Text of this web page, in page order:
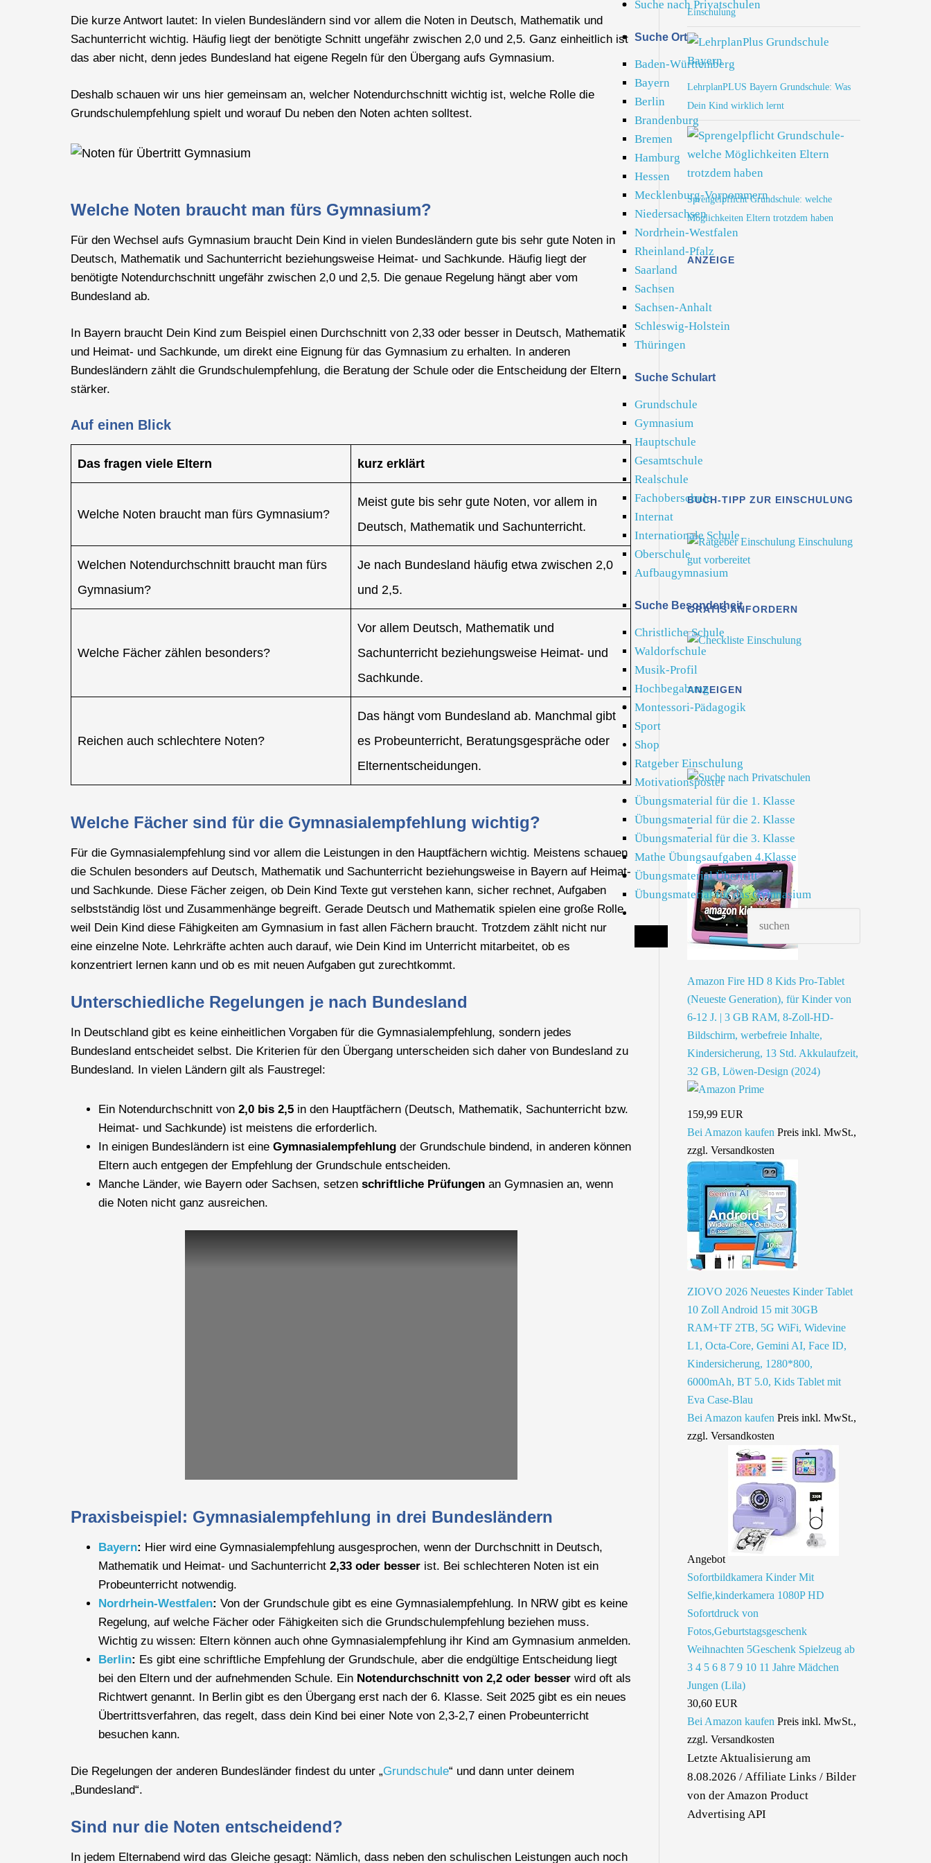
Suche nach Privatschulen
Suche Ort
Baden-Württemberg
Bayern
Berlin
Brandenburg
Bremen
Hamburg
Hessen
Mecklenburg-Vorpommern
Niedersachsen
Nordrhein-Westfalen
Rheinland-Pfalz
Saarland
Sachsen
Sachsen-Anhalt
Schleswig-Holstein
Thüringen
Suche Schulart
Grundschule
Gymnasium
Hauptschule
Gesamtschule
Realschule
Fachoberschule
Internat
Internationale Schule
Oberschule
Aufbaugymnasium
Suche Besonderheit
Christliche Schule
Waldorfschule
Musik-Profil
Hochbegabung
Montessori-Pädagogik
Sport
Shop
Ratgeber Einschulung
Motivationsposter
Übungsmaterial für die 1. Klasse
Übungsmaterial für die 2. Klasse
Übungsmaterial für die 3. Klasse
Mathe Übungsaufgaben 4.Klasse
Übungsmaterial Übertritt
Übungsmaterial für das Gymnasium
Die kurze Antwort lautet: In vielen Bundesländern sind vor allem die Noten in Deutsch, Mathematik und
Sachunterricht wichtig. Häufig liegt der benötigte Schnitt ungefähr zwischen 2,0 und 2,5. Ganz einheitlich ist
das aber nicht, denn jedes Bundesland hat eigene Regeln für den Übergang aufs Gymnasium.
Deshalb schauen wir uns hier gemeinsam an, welcher Notendurchschnitt wichtig ist, welche Rolle die
Grundschulempfehlung spielt und worauf Du neben den Noten achten solltest.
Welche Noten braucht man fürs Gymnasium?
Für den Wechsel aufs Gymnasium braucht Dein Kind in vielen Bundesländern gute bis sehr gute Noten in
Deutsch, Mathematik und Sachunterricht beziehungsweise Heimat- und Sachkunde. Häufig liegt der
benötigte Notendurchschnitt ungefähr zwischen 2,0 und 2,5. Die genaue Regelung hängt aber vom
Bundesland ab.
In Bayern braucht Dein Kind zum Beispiel einen Durchschnitt von 2,33 oder besser in Deutsch, Mathematik
und Heimat- und Sachkunde, um direkt eine Eignung für das Gymnasium zu erhalten. In anderen
Bundesländern zählt die Grundschulempfehlung, die Beratung der Schule oder die Entscheidung der Eltern
stärker.
Auf einen Blick
Das fragen viele Eltern kurz erklärt
Welche Noten braucht man fürs Gymnasium?
Meist gute bis sehr gute Noten, vor allem in
Deutsch, Mathematik und Sachunterricht.
Welchen Notendurchschnitt braucht man fürs
Gymnasium?
Je nach Bundesland häufig etwa zwischen 2,0
und 2,5.
Welche Fächer zählen besonders?
Vor allem Deutsch, Mathematik und
Sachunterricht beziehungsweise Heimat- und
Sachkunde.
Reichen auch schlechtere Noten?
Das hängt vom Bundesland ab. Manchmal gibt
es Probeunterricht, Beratungsgespräche oder
Elternentscheidungen.
Welche Fächer sind für die Gymnasialempfehlung wichtig?
Für die Gymnasialempfehlung sind vor allem die Leistungen in den Hauptfächern wichtig. Meistens schauen
die Schulen besonders auf Deutsch, Mathematik und Sachunterricht beziehungsweise in Bayern auf Heimat-
und Sachkunde. Diese Fächer zeigen, ob Dein Kind Texte gut verstehen kann, sicher rechnet, Aufgaben
selbstständig löst und Zusammenhänge begreift. Gerade Deutsch und Mathematik spielen eine große Rolle,
weil Dein Kind diese Fähigkeiten am Gymnasium in fast allen Fächern braucht. Trotzdem zählt nicht nur
eine einzelne Note. Lehrkräfte achten auch darauf, wie Dein Kind im Unterricht mitarbeitet, ob es
konzentriert lernen kann und ob es mit neuen Aufgaben gut zurechtkommt.
Unterschiedliche Regelungen je nach Bundesland
In Deutschland gibt es keine einheitlichen Vorgaben für die Gymnasialempfehlung, sondern jedes
Bundesland entscheidet selbst. Die Kriterien für den Übergang unterscheiden sich daher von Bundesland zu
Bundesland. In vielen Ländern gilt als Faustregel:
Ein Notendurchschnitt von 2,0 bis 2,5 in den Hauptfächern (Deutsch, Mathematik, Sachunterricht bzw.
Heimat- und Sachkunde) ist meistens die erforderlich.
In einigen Bundesländern ist eine Gymnasialempfehlung der Grundschule bindend, in anderen können
Eltern auch entgegen der Empfehlung der Grundschule entscheiden.
Manche Länder, wie Bayern oder Sachsen, setzen schriftliche Prüfungen an Gymnasien an, wenn
die Noten nicht ganz ausreichen.
Praxisbeispiel: Gymnasialempfehlung in drei Bundesländern
Bayern: Hier wird eine Gymnasialempfehlung ausgesprochen, wenn der Durchschnitt in Deutsch,
Mathematik und Heimat- und Sachunterricht 2,33 oder besser ist. Bei schlechteren Noten ist ein
Probeunterricht notwendig.
Nordrhein-Westfalen: Von der Grundschule gibt es eine Gymnasialempfehlung. In NRW gibt es keine
Regelung, auf welche Fächer oder Fähigkeiten sich die Grundschulempfehlung beziehen muss.
Wichtig zu wissen: Eltern können auch ohne Gymnasialempfehlung ihr Kind am Gymnasium anmelden.
Berlin: Es gibt eine schriftliche Empfehlung der Grundschule, aber die endgültige Entscheidung liegt
bei den Eltern und der aufnehmenden Schule. Ein Notendurchschnitt von 2,2 oder besser wird oft als
Richtwert genannt. In Berlin gibt es den Übergang erst nach der 6. Klasse. Seit 2025 gibt es ein neues
Übertrittsverfahren, das regelt, dass dein Kind bei einer Note von 2,3-2,7 einen Probeunterricht
besuchen kann.
Die Regelungen der anderen Bundesländer findest du unter „Grundschule“ und dann unter deinem
„Bundesland“.
Sind nur die Noten entscheidend?
In jedem Elternabend wird das Gleiche gesagt: Nämlich, dass neben den schulischen Leistungen auch noch
Einschulung
LehrplanPLUS Bayern Grundschule: Was
Dein Kind wirklich lernt
Sprengelpflicht Grundschule: welche
Möglichkeiten Eltern trotzdem haben
ANZEIGE
BUCH-TIPP ZUR EINSCHULUNG
GRATIS ANFORDERN
ANZEIGEN
–
Amazon Fire HD 8 Kids Pro-Tablet
(Neueste Generation), für Kinder von
6-12 J. | 3 GB RAM, 8-Zoll-HD-
Bildschirm, werbefreie Inhalte,
Kindersicherung, 13 Std. Akkulaufzeit,
32 GB, Löwen-Design (2024)
159,99 EUR
Bei Amazon kaufen Preis inkl. MwSt.,
zzgl. Versandkosten
ZIOVO 2026 Neuestes Kinder Tablet
10 Zoll Android 15 mit 30GB
RAM+TF 2TB, 5G WiFi, Widevine
L1, Octa-Core, Gemini AI, Face ID,
Kindersicherung, 1280*800,
6000mAh, BT 5.0, Kids Tablet mit
Eva Case-Blau
Bei Amazon kaufen Preis inkl. MwSt.,
zzgl. Versandkosten
Angebot
Sofortbildkamera Kinder Mit
Selfie,kinderkamera 1080P HD
Sofortdruck von
Fotos,Geburtstagsgeschenk
Weihnachten 5Geschenk Spielzeug ab
3 4 5 6 8 7 9 10 11 Jahre Mädchen
Jungen (Lila)
30,60 EUR
Bei Amazon kaufen Preis inkl. MwSt.,
zzgl. Versandkosten
Letzte Aktualisierung am
8.08.2026 / Affiliate Links / Bilder
von der Amazon Product
Advertising API